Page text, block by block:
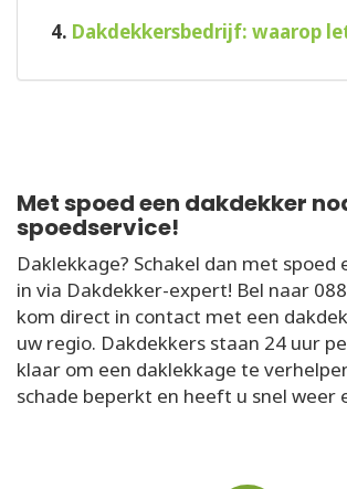
4. Dakdekkersbedrijf: waarop
Met spoed een dakdekker
spoedservice!
Daklekkage? Schakel dan met spoed
in via Dakdekker-expert! Bel naar
kom direct in contact met een
uw regio. Dakdekkers staan 24 uur
klaar om een daklekkage te
schade beperkt en heeft u snel weer